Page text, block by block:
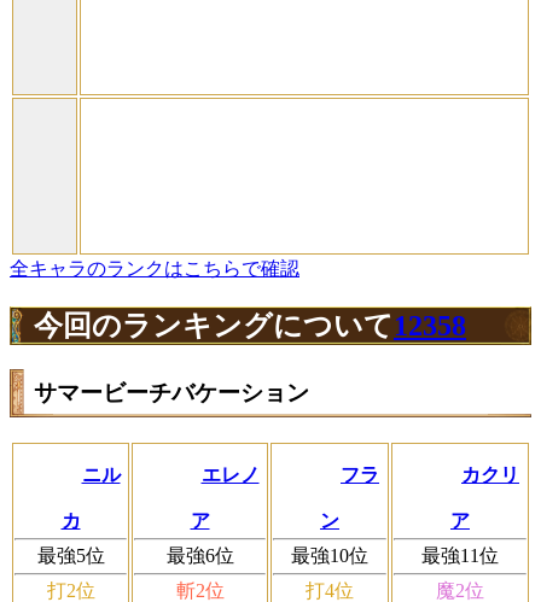
全キャラのランクはこちらで確認
今回のランキングについて12358
サマービーチバケーション
ニル
カ
最強5位
打2位
エレノ
ア
最強6位
斬2位
フラ
ン
最強10位
打4位
カクリ
ア
最強11位
魔2位